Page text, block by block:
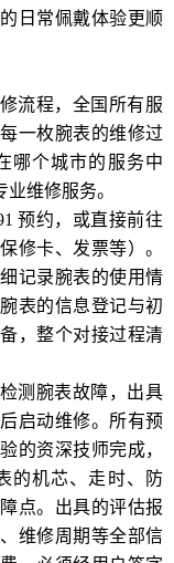
日常佩戴体验更顺
流程，全国所有服
一枚腕表的维修过
哪个城市的服务中
维修服务。
预约，或直接前往
修卡、发票等）。
记录腕表的使用情
表的信息登记与初
，整个对接过程清
测腕表故障，出具
启动维修。所有预
的资深技师完成，
的机芯、走时、防
点。出具的评估报
维修周期等全部信